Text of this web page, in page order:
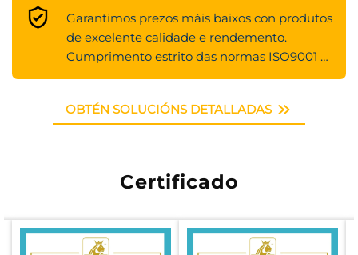
Garantimos prezos máis baixos con produtos
de excelente calidade e rendemento.
Cumprimento estrito das normas ISO9001 e
do certificado CE.
OBTÉN SOLUCIÓNS DETALLADAS
Certificado